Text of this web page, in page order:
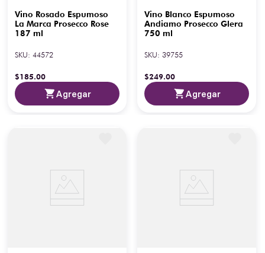
Vino Rosado Espumoso
La Marca Prosecco Rose
187 ml
SKU: 44572
$185.00
Agregar
Vino Blanco Espumoso
Andiamo Prosecco Glera
750 ml
SKU: 39755
$249.00
Agregar